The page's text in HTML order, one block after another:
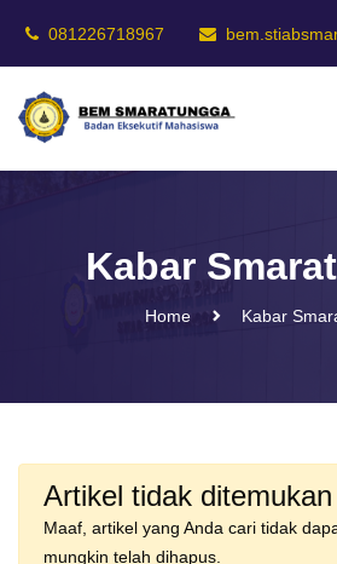
081226718967
Kabar
Home Kabar
Artikel tidak ditemukan
Maaf, artikel yang Anda cari tidak
mungkin telah dihapus.